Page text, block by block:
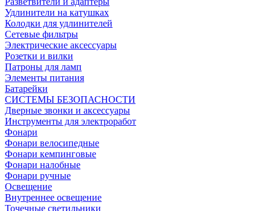
Удлинители на катушках
Колодки для удлинителей
Сетевые фильтры
Электрические аксессуары
Розетки и вилки
Патроны для ламп
Элементы питания
Батарейки
СИСТЕМЫ БЕЗОПАСНОСТИ
Дверные звонки и аксессуары
Инструменты для электроработ
Фонари
Фонари велосипедные
Фонари кемпинговые
Фонари налобные
Фонари ручные
Освещение
Внутреннее освещение
Точечные светильники